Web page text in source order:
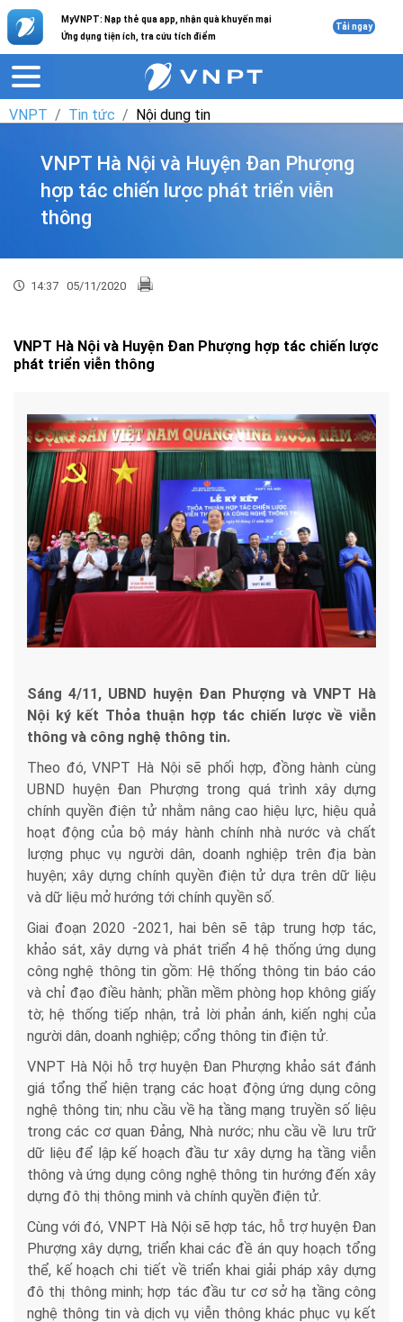
MyVNPT: Nạp thẻ qua app, nhận quà khuyến mại
Ứng dụng tiện ích, tra cứu tích điểm
Tải ngay
VNPT Tin tức Nội dung tin
VNPT Hà Nội và Huyện Đan Phượng
hợp tác chiến lược phát triển viễn
thông
14:37 05/11/2020
VNPT Hà Nội và Huyện Đan Phượng hợp tác chiến lược
phát triển viễn thông
Sáng 4/11, UBND huyện Đan Phượng và VNPT Hà
Nội ký kết Thỏa thuận hợp tác chiến lược về viễn
thông và công nghệ thông tin.
Theo đó, VNPT Hà Nội sẽ phối hợp, đồng hành cùng
UBND huyện Đan Phượng trong quá trình xây dựng
chính quyền điện tử nhằm nâng cao hiệu lực, hiệu quả
hoạt động của bộ máy hành chính nhà nước và chất
lượng phục vụ người dân, doanh nghiệp trên địa bàn
huyện; xây dựng chính quyền điện tử dựa trên dữ liệu
và dữ liệu mở hướng tới chính quyền số.
Giai đoạn 2020 -2021, hai bên sẽ tập trung hợp tác,
khảo sát, xây dựng và phát triển 4 hệ thống ứng dụng
công nghệ thông tin gồm: Hệ thống thông tin báo cáo
và chỉ đạo điều hành; phần mềm phòng họp không giấy
tờ; hệ thống tiếp nhận, trả lời phản ánh, kiến nghị của
người dân, doanh nghiệp; cổng thông tin điện tử.
VNPT Hà Nội hỗ trợ huyện Đan Phượng khảo sát đánh
giá tổng thể hiện trạng các hoạt động ứng dụng công
nghệ thông tin; nhu cầu về hạ tầng mạng truyền số liệu
trong các cơ quan Đảng, Nhà nước; nhu cầu về lưu trữ
dữ liệu để lập kế hoạch đầu tư xây dựng hạ tầng viễn
thông và ứng dụng công nghệ thông tin hướng đến xây
dựng đô thị thông minh và chính quyền điện tử.
Cùng với đó, VNPT Hà Nội sẽ hợp tác, hỗ trợ huyện Đan
Phượng xây dựng, triển khai các đề án quy hoạch tổng
thể, kế hoạch chi tiết về triển khai giải pháp xây dựng
đô thị thông minh; hợp tác đầu tư cơ sở hạ tầng công
nghệ thông tin và dịch vụ viễn thông khác phục vụ kết